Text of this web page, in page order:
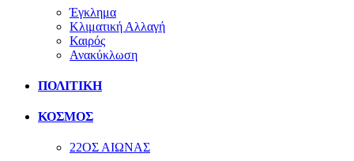
Έγκλημα
Κλιματική Αλλαγή
Καιρός
Ανακύκλωση
ΠΟΛΙΤΙΚΗ
ΚΟΣΜΟΣ
22ΟΣ ΑΙΩΝΑΣ